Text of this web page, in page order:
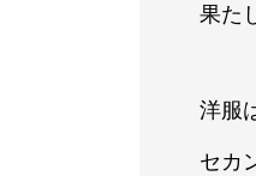
果た
洋服
セカ